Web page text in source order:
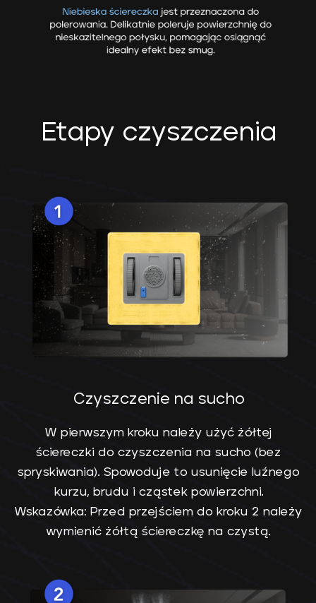
Etapy czyszczenia
Czyszczenie na sucho
W pierwszym kroku należy użyć żółtej
ściereczki do czyszczenia na sucho (bez
spryskiwania). Spowoduje to usunięcie luźnego
kurzu, brudu i cząstek powierzchni.
Wskazówka: Przed przejściem do kroku 2 należy
wymienić żółtą ściereczkę na czystą.